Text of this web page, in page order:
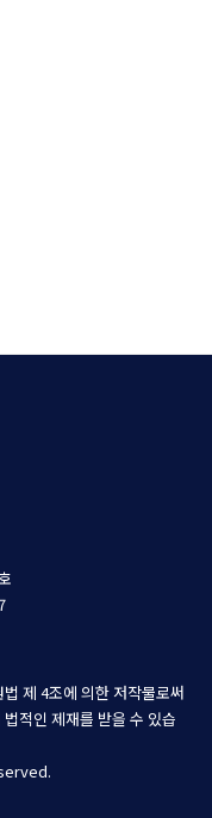
제 4조에 의한 저작물로써
적인 제재를 받을 수 있습